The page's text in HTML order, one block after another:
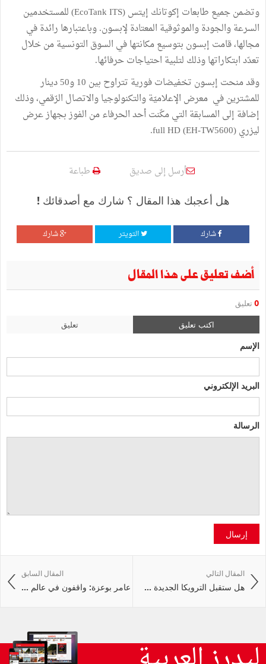
وتضمن جميع طابعات إكوتانك إيتس (EcoTank ITS) للمستخدمين
السرعة والجودة والموثوقية المعتادة لإبسون. وباعتبارها رائدة في
مجالها، قامت إبسون بتوسيع مكانتها في السوق التونسية من خلال
تعدّد ابتكاراتها وذلك لتلبية احتياجات حرفائها.
وقد منحت إبسون تخفيضات فورية تتراوح بين 10 و50 دينار
للمشترين في معرض الإعلاميّة والتكنولوجيا والاتصال الرّقمي، وذلك
إضافة إلى المسابقة التي مكّنت أحد الحرفاء من الفوز بجهاز عرض
ليزري full HD (EH-TW5600).
أرسل إلى صديق طباعة
هل أعجبك هذا المقال ؟ شارك مع أصدقائك !
شارك التويتر شارك
أضف تعليق على هذا المقال
0 تعليق
اكتب تعليق تعليق
الإسم
البريد الإلكتروني
الرسالة
إرسال
المقال السابق
عامر بوعزة: واقفون في عالم ...
المقال التالي
هل ستقبل الترويكا الجديدة ...